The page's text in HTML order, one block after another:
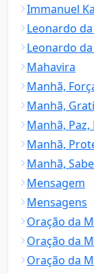
Immanuel
Leonardo
Leonardo
Mahavira
Manhã,
Manhã,
Manhã,
Manhã,
Manhã,
Mensagem
Mensagens
Oração da
Oração da
Oração da